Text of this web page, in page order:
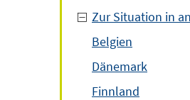
Zur Situation in
Belgien
Dänemark
Finnland